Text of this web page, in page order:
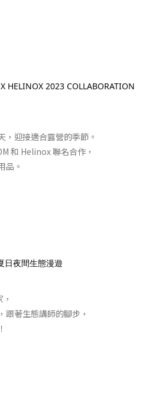
HELINOX 2023 COLLABORATION
，迎接適合露營的季節。
和 Helinox 聯名合作，
品。
日夜間生態漫遊
跟著生態講師的腳步，